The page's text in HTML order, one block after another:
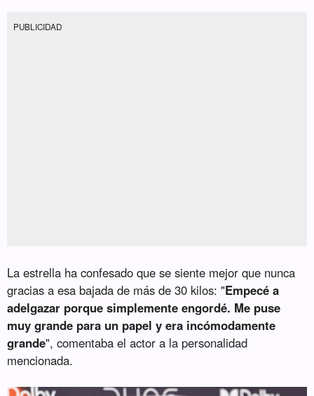
PUBLICIDAD
La estrella ha confesado que se siente mejor que nunca
gracias a esa bajada de más de 30 kilos: "Empecé a
adelgazar porque simplemente engordé. Me puse
muy grande para un papel y era incómodamente
grande", comentaba el actor a la personalidad
mencionada.